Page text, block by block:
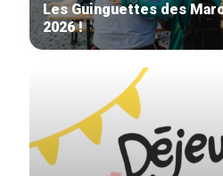
Les Guinguettes des
2026 !